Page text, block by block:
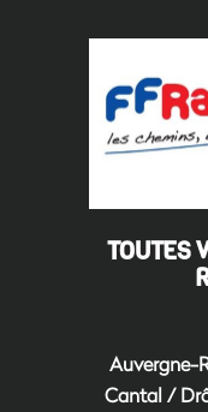
TOUTES
Auvergne-
Cantal/